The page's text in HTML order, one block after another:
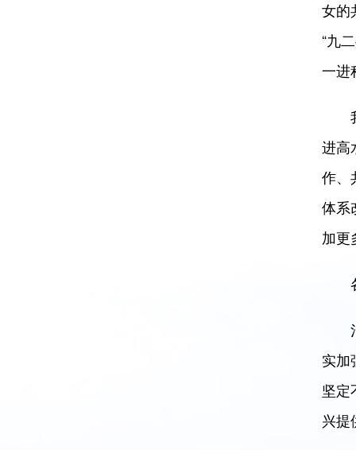
女的
“九
一进
我
进高
作、
体系
加更
各
治
实加
坚定
兴提